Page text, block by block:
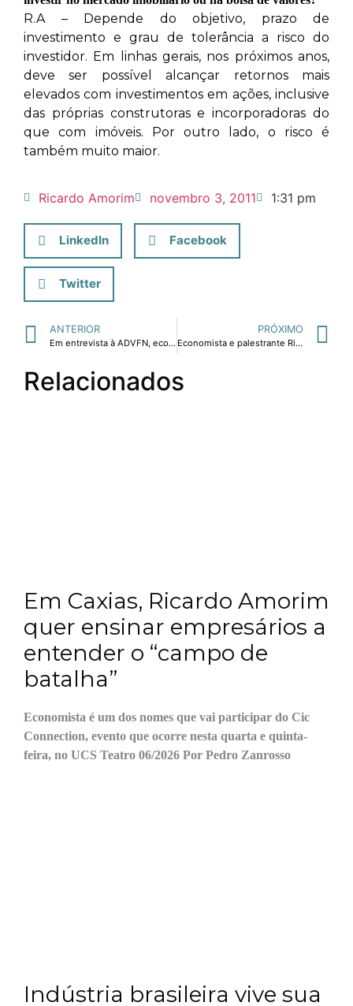
R.A – Depende do objetivo, prazo de
investimento e grau de tolerância a risco do
investidor. Em linhas gerais, nos próximos anos,
deve ser possível alcançar retornos mais
elevados com investimentos em ações, inclusive
das próprias construtoras e incorporadoras do
que com imóveis. Por outro lado, o risco é
também muito maior.
Ricardo Amorim novembro 3, 2011 1:31 pm
LinkedIn Facebook
Twitter
ANTERIOR
Em entrevista à ADVFN, economista Ricardo Amorim conta sobre 20 anos de experiência com investimentos.
PRÓXIMO
Economista e palestrante Ricardo Amorim prevê baixo crescimento em 2012.
Relacionados
Em Caxias, Ricardo Amorim
quer ensinar empresários a
entender o “campo de
batalha”
Economista é um dos nomes que vai participar do Cic
Connection, evento que ocorre nesta quarta e quinta-
feira, no UCS Teatro 06/2026 Por Pedro Zanrosso
Indústria brasileira vive sua